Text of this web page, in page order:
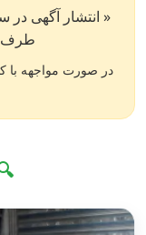
طرف سایت
در صورت مواجهه با